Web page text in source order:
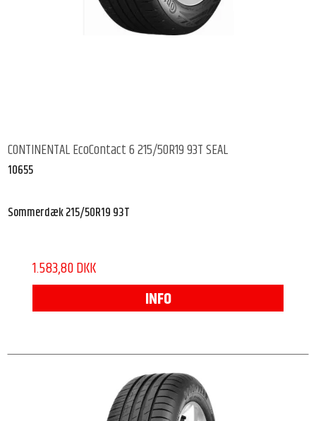
CONTINENTAL EcoContact 6 215/50R19 93T SEAL
10655
Sommerdæk 215/50R19 93T
1.583,80 DKK
INFO